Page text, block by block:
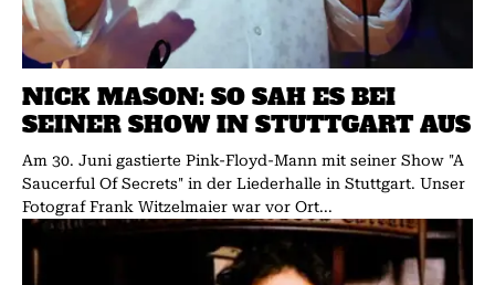
NICK MASON: SO SAH ES BEI
SEINER SHOW IN STUTTGART AUS
Am 30. Juni gastierte Pink-Floyd-Mann mit seiner Show "A
Saucerful Of Secrets" in der Liederhalle in Stuttgart. Unser
Fotograf Frank Witzelmaier war vor Ort...